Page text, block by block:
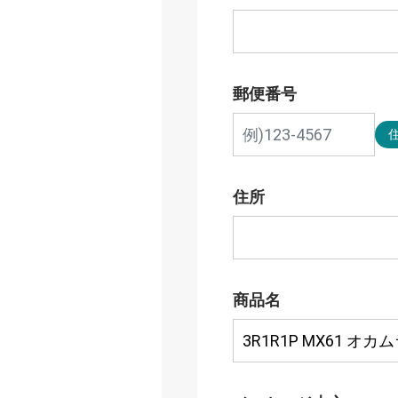
郵便番号
住所
商品名